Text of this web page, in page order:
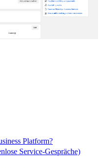
Platform?
Service-Gespräche)